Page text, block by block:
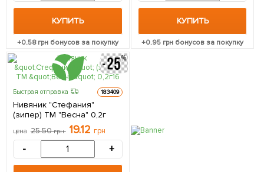
КУПИТЬ
+0.58грн бонусов за покупку
КУПИТЬ
+0.95 грн бонусов за покупку
Быстрая отправка 183409
Нивяник "Стефания"
(зипер) ТМ "Весна" 0,2г
цена 25.50грн 19.12 грн
- +